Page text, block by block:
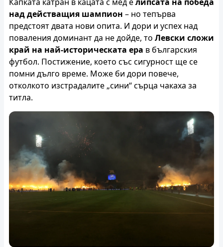
над действащия шампион – но тепърва
предстоят двата нови опита. И дори и успех над
поваления доминант да не дойде, то Левски сложи
край на най-историческата ера в българския
футбол. Постижение, което със сигурност ще се
помни дълго време. Може би дори повече,
отколкото изстрадалите „сини“ сърца чакаха за
титла.